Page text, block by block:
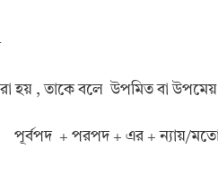
হয় , তাকে বলে উপমিত বা উপমেয়
পূর্বপদ + পরপদ + এর + ন্যায়/মতো